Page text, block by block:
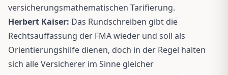
versicherungsmathematischen Tarifierung.
Herbert Kaiser: Das Rundschreiben gibt die
Rechtsauffassung der FMA wieder und soll als
Orientierungshilfe dienen, doch in der Regel halten
sich alle Versicherer im Sinne gleicher